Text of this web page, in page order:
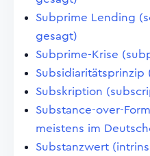
Subprime Lending
gesagt)
Subprime-Krise
Subskription
Substance-over-
meistens im
Substanzwert